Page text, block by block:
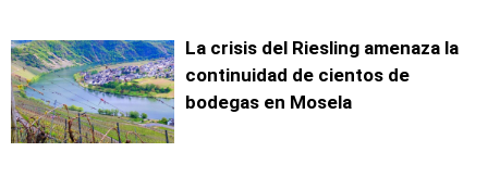
La crisis del Riesling amenaza la
continuidad de cientos de
bodegas en Mosela